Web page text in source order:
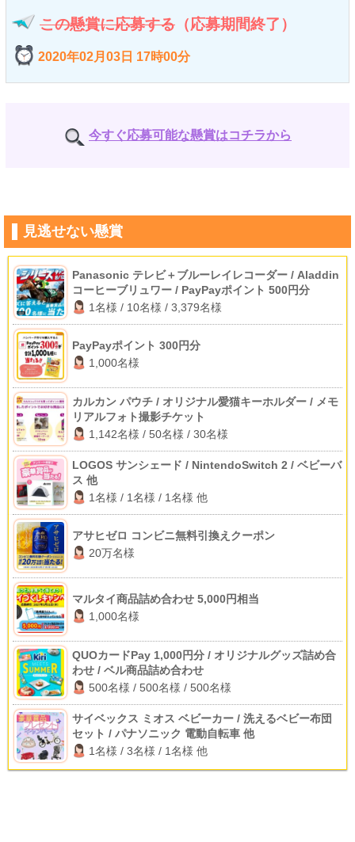
この懸賞に応募する （応募期間終了）
2020年02月03日 17時00分
今すぐ応募可能な懸賞はコチラから
見逃せない懸賞
Panasonic テレビ＋ブルーレイレコーダー / Aladdin
コーヒーブリュワー / PayPayポイント 500円分
1名様 / 10名様 / 3,379名様
PayPayポイント 300円分
1,000名様
カルカン パウチ / オリジナル愛猫キーホルダー / メモ
リアルフォト撮影チケット
1,142名様 / 50名様 / 30名様
LOGOS サンシェード / NintendoSwitch 2 / ベビーバ
ス 他
1名様 / 1名様 / 1名様 他
アサヒゼロ コンビニ無料引換えクーポン
20万名様
マルタイ商品詰め合わせ 5,000円相当
1,000名様
QUOカードPay 1,000円分 / オリジナルグッズ詰め合
わせ / ベル商品詰め合わせ
500名様 / 500名様 / 500名様
サイベックス ミオス ベビーカー / 洗えるベビー布団
セット / パナソニック 電動自転車 他
1名様 / 3名様 / 1名様 他